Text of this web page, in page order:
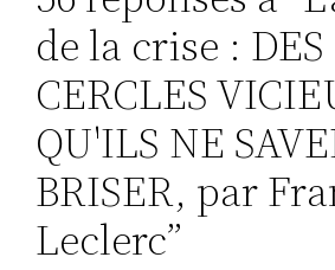
de la crise : DES
CERCLES
QU'ILS NE
BRISER, par
Leclerc”